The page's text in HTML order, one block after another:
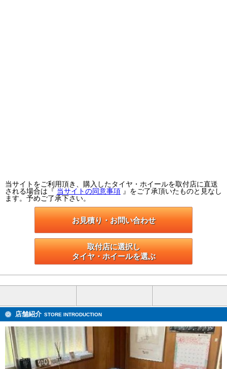
当サイトをご利用頂き、購入したタイヤ・ホイールを取付店に直送
される場合は『 当サイトの同意事項 』をご了承頂いたものと見なし
ます。予めご了承下さい。
お見積り・お問い合わせ
取付店に選択し
タイヤ・ホイールを選ぶ
店舗紹介 STORE INTRODUCTION